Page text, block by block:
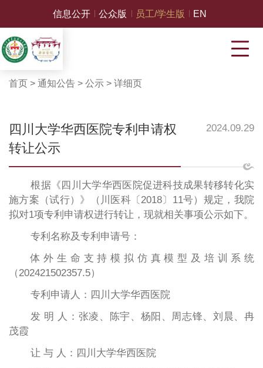
信息公开 公众版 员工/学生版 EN
首页 > 通知公告> 公示> 详细页
四川大学华西医院专利申请权
转让公示
2024.09.29
根据《四川大学华西医院促进科技成果转移转化实
施方案（试行）》（川医科〔2018〕11号） 规定，我院
拟对1项专利申请权进行转让，现就相关事项公示如下。
专利名称及专利申请号：
体外生命支持模拟仿真模型及培训系统
（202421502357.5）
专利申请人：四川大学华西医院
发 明 人： 张凌、陈宇、杨阳、周志锋、刘晨、冉
茂霞
让 与 人： 四川大学华西医院